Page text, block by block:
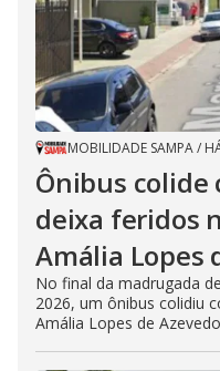
MOBILIDADE SAMPA/
Ônibus colide
deixa feridos
Amália Lopes
No final da madrugada
2026, um ônibus colidiu
Amália Lopes de